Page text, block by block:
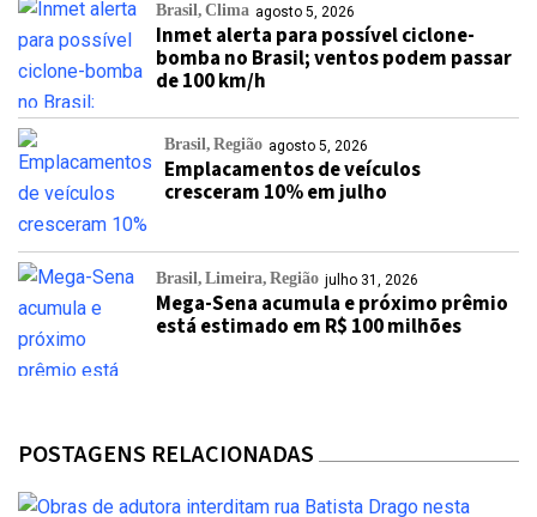
Brasil Clima agosto 5, 2026
Inmet alerta para possível ciclone-
bomba no Brasil; ventos podem passar
de 100 km/h
Brasil Região agosto 5, 2026
Emplacamentos de veículos
cresceram 10% em julho
Brasil Limeira Região julho 31, 2026
Mega-Sena acumula e próximo prêmio
está estimado em R$ 100 milhões
POSTAGENS RELACIONADAS